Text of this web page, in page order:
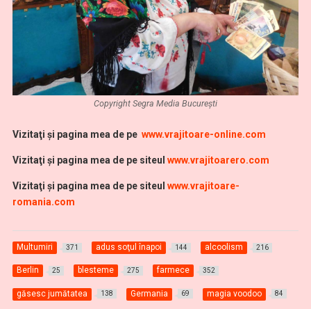
Copyright Segra Media București
Vizitaţi şi pagina mea de pe www.vrajitoare-online.com
Vizitaţi şi pagina mea de pe siteul www.vrajitoarero.com
Vizitaţi şi pagina mea de pe siteul www.vrajitoare-
romania.com
Multumiri 371 adus soţul înapoi 144 alcoolism 216
Berlin 25 blesteme 275 farmece 352
găsesc jumătatea 138 Germania 69 magia voodoo 84